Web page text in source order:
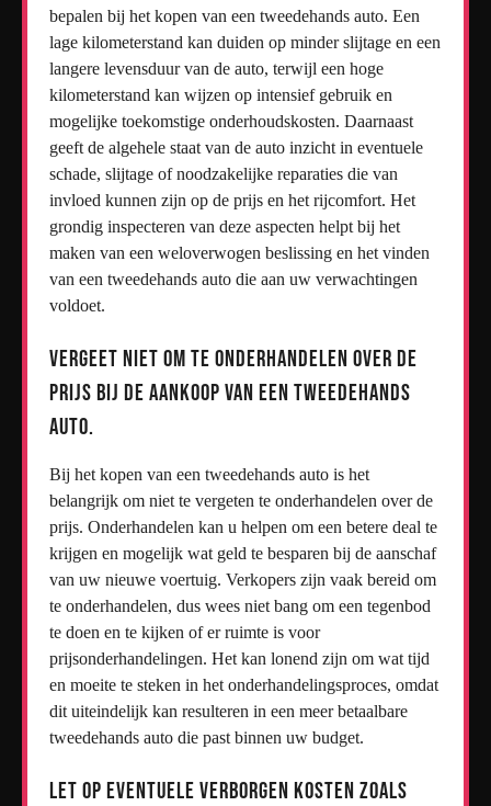
bepalen bij het kopen van een tweedehands auto. Een
lage kilometerstand kan duiden op minder slijtage en een
langere levensduur van de auto, terwijl een hoge
kilometerstand kan wijzen op intensief gebruik en
mogelijke toekomstige onderhoudskosten. Daarnaast
geeft de algehele staat van de auto inzicht in eventuele
schade, slijtage of noodzakelijke reparaties die van
invloed kunnen zijn op de prijs en het rijcomfort. Het
grondig inspecteren van deze aspecten helpt bij het
maken van een weloverwogen beslissing en het vinden
van een tweedehands auto die aan uw verwachtingen
voldoet.
Vergeet niet om te onderhandelen over de
prijs bij de aankoop van een tweedehands
auto.
Bij het kopen van een tweedehands auto is het
belangrijk om niet te vergeten te onderhandelen over de
prijs. Onderhandelen kan u helpen om een betere deal te
krijgen en mogelijk wat geld te besparen bij de aanschaf
van uw nieuwe voertuig. Verkopers zijn vaak bereid om
te onderhandelen, dus wees niet bang om een tegenbod
te doen en te kijken of er ruimte is voor
prijsonderhandelingen. Het kan lonend zijn om wat tijd
en moeite te steken in het onderhandelingsproces, omdat
dit uiteindelijk kan resulteren in een meer betaalbare
tweedehands auto die past binnen uw budget.
Let op eventuele verborgen kosten zoals